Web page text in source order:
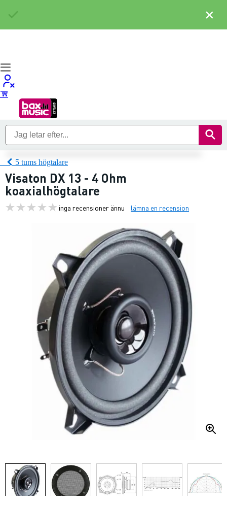
5 tums högtalare
Visaton DX 13 - 4 Ohm
koaxialhögtalare
inga recensioner ännu lämna en recension
×